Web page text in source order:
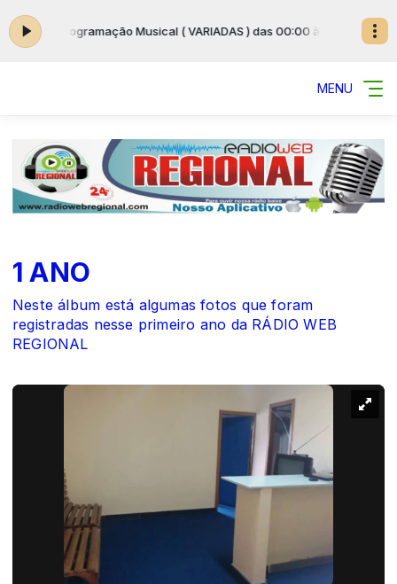
23:59 Programação Musical ( VARIADAS ) das 00:00 às 23:59
MENU
1 ANO
Neste álbum está algumas fotos que foram
registradas nesse primeiro ano da RÁDIO WEB
REGIONAL